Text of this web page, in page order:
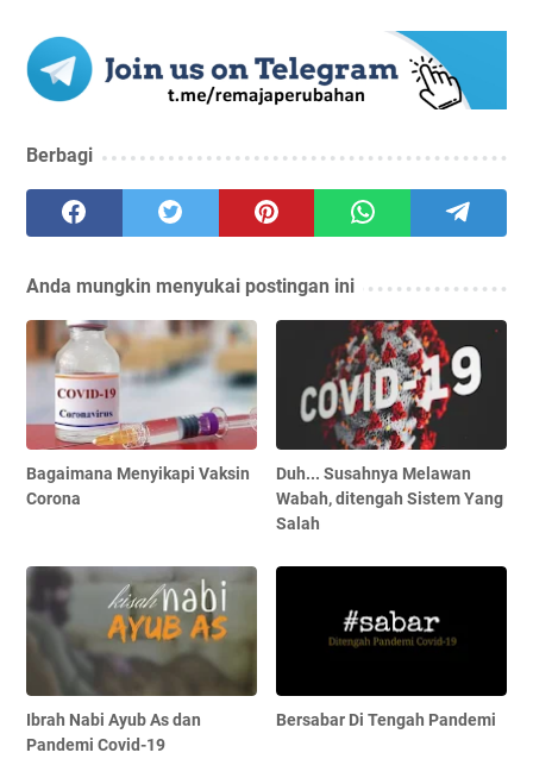
Berbagi
Anda mungkin menyukai postingan ini
Bagaimana Menyikapi Vaksin
Corona
Duh... Susahnya Melawan
Wabah, ditengah Sistem Yang
Salah
Ibrah Nabi Ayub As dan
Pandemi Covid-19
Bersabar Di Tengah Pandemi